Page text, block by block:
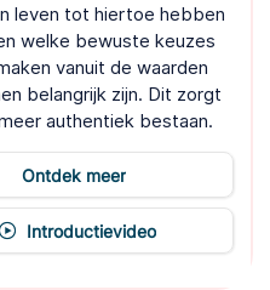
leven tot hiertoe hebben
welke bewuste keuzes
vanuit de waarden
belangrijk zijn. Dit zorgt
authentiek bestaan.
Ontdek meer
Introductievideo